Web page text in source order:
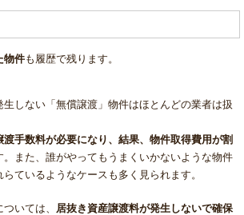
物件も履歴で残ります。
生しない「無償譲渡」物件はほとんどの業者は扱
渡手数料が必要になり、結果、物件取得費用が割
。また、誰がやってもうまくいかないような物件
ているようなケースも多く見られます。
いては、
居抜き資産譲渡料が発生しないで確保